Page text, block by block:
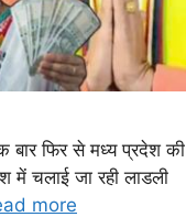
फिर से मध्य प्रदेश की
में चलाई जा रही लाडली
more